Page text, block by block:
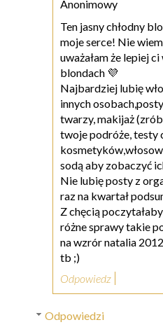
Anonimowy
Ten jasny chłodny
moje serce! Nie
uważałam że lepiej
blondach 💜
Najbardziej lubię
innych
twarzy, makijaż
twoje podróże, testy
sodą aby zobaczyć
Nie lubię posty z
raz na kwartał
Z chęcią
różne sprawy takie
na wzrór natalia
tb ;)
Odpowiedz
Odpowiedzi